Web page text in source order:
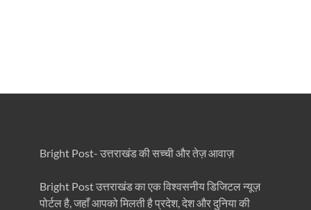
Bright Post- उत्तराखंड की सच्ची और तेज़ आवाज़
Bright Post उत्तराखंड का एक विश्वसनीय डिजिटल न्यूज़
पोर्टल है, जहाँ आपको मिलती है प्रदेश, देश और दुनिया की